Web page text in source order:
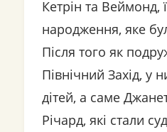
Кетрін та Веймонд,
народження, яке
Після того як
Північний Захід, у
дітей, а саме
Річард, які стали